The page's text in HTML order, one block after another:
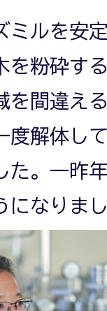
ミルを安
を粉砕す
を間違え
度解体し
た。一昨
になりま